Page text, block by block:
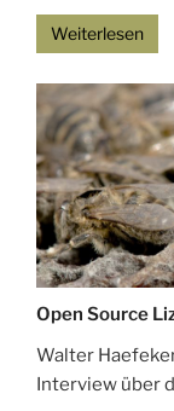
Weiterlesen
Open Source
Walter
Interview über